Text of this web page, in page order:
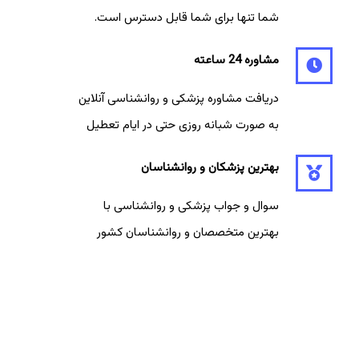
شما تنها برای شما قابل دسترس است.
مشاوره 24 ساعته
دریافت مشاوره پزشکی و روانشناسی آنلاین
به صورت شبانه روزی حتی در ایام تعطیل
بهترین پزشکان و روانشناسان
سوال و جواب پزشکی و روانشناسی با
بهترین متخصصان و روانشناسان کشور